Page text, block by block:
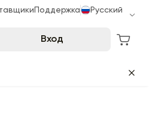
Поддержка Русский
Вход